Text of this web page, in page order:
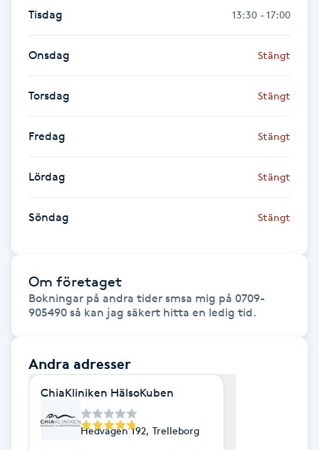
Friskvårdsmassage
Frisör
Funktionsanalys
Färgning
Föning
Gellack
Gravidmassage
Gravidyoga
Tisdag 13:30 - 17:00
Onsdag Stängt
Torsdag Stängt
Fredag Stängt
Lördag Stängt
Söndag Stängt
Om företaget
Bokningar på andra tider smsa mig på 0709-
905490 så kan jag säkert hitta en ledig tid.
Andra adresser
ChiaKliniken HälsoKuben
Hedvägen 192, Trelleborg